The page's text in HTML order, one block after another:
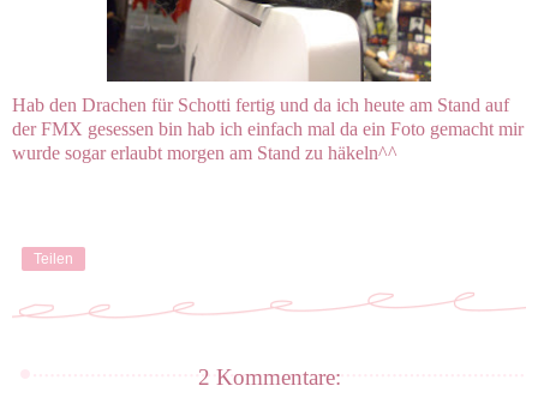
Hab den Drachen für Schotti fertig und da ich heute am Stand auf
der FMX gesessen bin hab ich einfach mal da ein Foto gemacht mir
wurde sogar erlaubt morgen am Stand zu häkeln^^
Teilen
2 Kommentare: